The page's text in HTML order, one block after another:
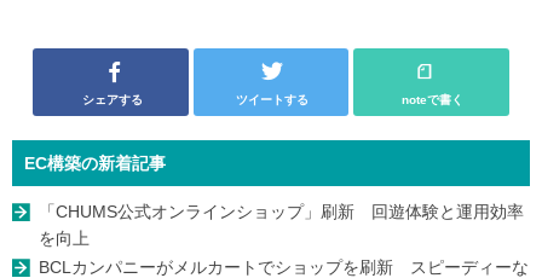
シェアする ツイートする noteで書く
EC構築の新着記事
「CHUMS公式オンラインショップ」刷新 回遊体験と運用効率
を向上
BCLカンパニーがメルカートでショップを刷新 スピーディーな